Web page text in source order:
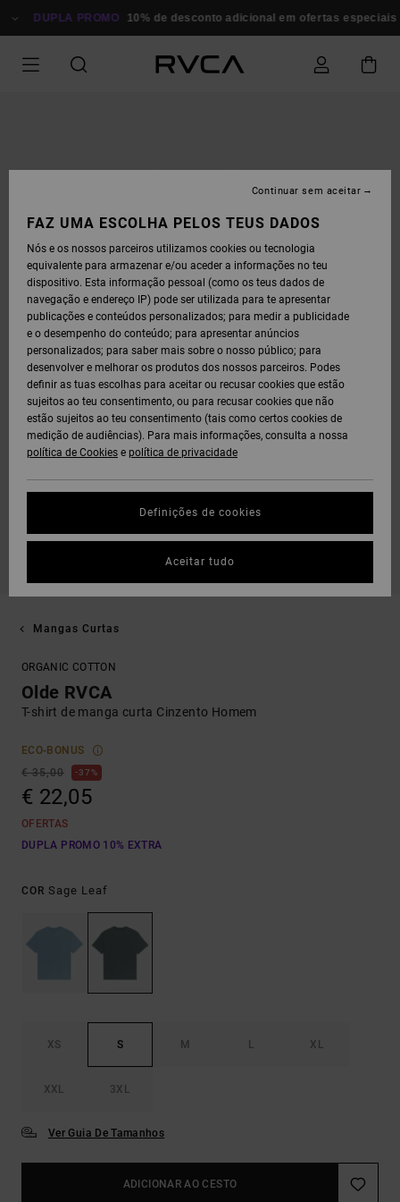
PARA DUPLA PROMO 10% de desconto adicional em ofertas especiais
Mangas Curtas
ORGANIC COTTON
Olde RVCA
T-shirt de manga curta Cinzento Homem
ECO-BONUS
€ 35,00
37%
€ 22,05
OFERTAS
DUPLA PROMO 10% EXTRA
COR Sage Leaf
XS S M L XL
XXL 3XL
Ver Guia De Tamanhos
ADICIONAR AO CESTO
FAZ UMA ESCOLHA PELOS TEUS DADOS
Nós e os nossos parceiros utilizamos cookies ou tecnologia
equivalente para armazenar e/ou aceder a informações no teu
dispositivo. Esta informação pessoal (como os teus dados de
navegação e endereço IP) pode ser utilizada para te apresentar
publicações e conteúdos personalizados; para medir a publicidade
e o desempenho do conteúdo; para apresentar anúncios
personalizados; para saber mais sobre o nosso público; para
desenvolver e melhorar os produtos dos nossos parceiros. Podes
definir as tuas escolhas para aceitar ou recusar cookies que estão
sujeitos ao teu consentimento, ou para recusar cookies que não
estão sujeitos ao teu consentimento (tais como certos cookies de
medição de audiências). Para mais informações, consulta a nossa
política de Cookies e política de privacidade
Definições de cookies
Continuar sem aceitar
Aceitar tudo